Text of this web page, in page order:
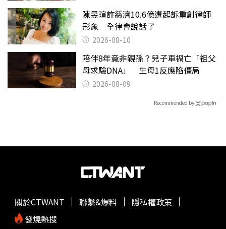
陳昱瑄詐慈濟10.6億遭起訴重創律師
形象 全律會說話了
2026-08-10
陪伴8年竟非親孫？兒子車禍亡「祖父
母求驗DNA」 生母1反應陷僵局
2026-08-09
Recommended by
關於CTWANT 聯繫&爆料
隱私權政策
發燒熱搜